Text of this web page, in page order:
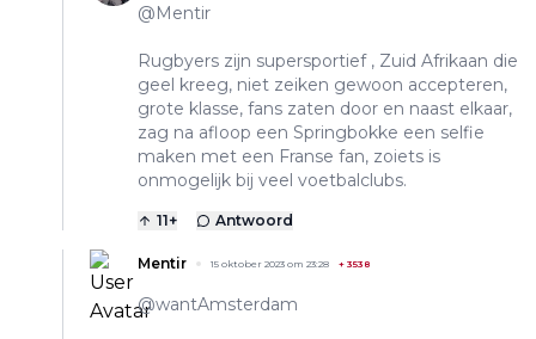
@Mentir
Rugbyers zijn supersportief , Zuid Afrikaan die
geel kreeg, niet zeiken gewoon accepteren,
grote klasse, fans zaten door en naast elkaar,
zag na afloop een Springbokke een selfie
maken met een Franse fan, zoiets is
onmogelijk bij veel voetbalclubs.
11+ Antwoord
Mentir 15 oktober 2023 om 23:28 + 3538
@wantAmsterdam